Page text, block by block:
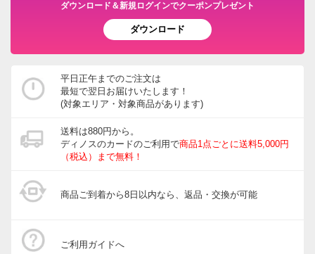
ダウンロード＆新規ログインでクーポンプレゼント
ダウンロード
平日正午までのご注文は
最短で翌日お届けいたします！
(対象エリア・対象商品があります)
送料は880円から。
ディノスのカードのご利用で商品1点ごとに送料5,000円
（税込）まで無料！
商品ご到着から8日以内なら、返品・交換が可能
ご利用ガイドへ